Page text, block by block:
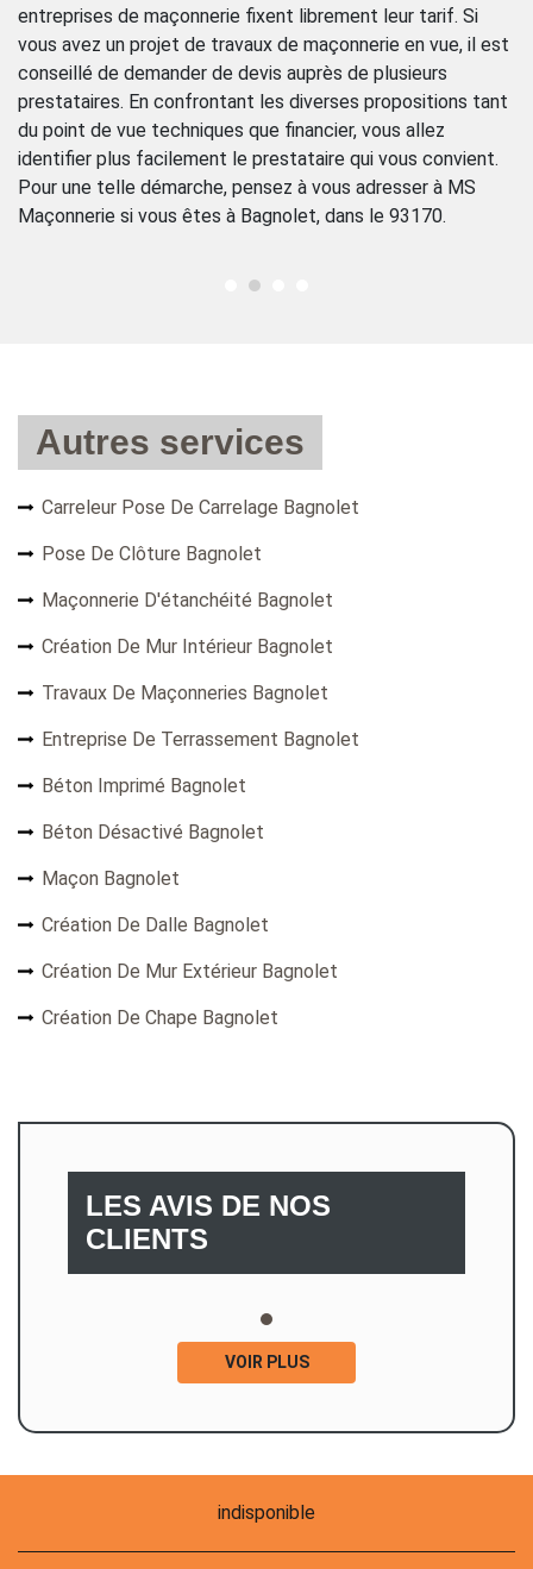
entreprises de maçonnerie fixent librement leur tarif. Si
vous avez un projet de travaux de maçonnerie en vue, il est
conseillé de demander de devis auprès de plusieurs
prestataires. En confrontant les diverses propositions tant
du point de vue techniques que financier, vous allez
identifier plus facilement le prestataire qui vous convient.
Pour une telle démarche, pensez à vous adresser à MS
Maçonnerie si vous êtes à Bagnolet, dans le 93170.
Autres services
Carreleur Pose De Carrelage Bagnolet
Pose De Clôture Bagnolet
Maçonnerie D'étanchéité Bagnolet
Création De Mur Intérieur Bagnolet
Travaux De Maçonneries Bagnolet
Entreprise De Terrassement Bagnolet
Béton Imprimé Bagnolet
Béton Désactivé Bagnolet
Maçon Bagnolet
Création De Dalle Bagnolet
Création De Mur Extérieur Bagnolet
Création De Chape Bagnolet
LES AVIS DE NOS
CLIENTS
VOIR PLUS
indisponible